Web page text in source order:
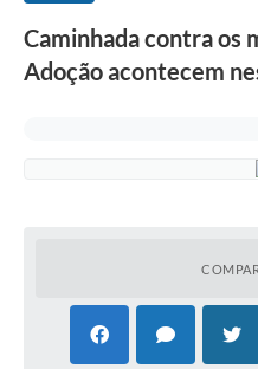
Turismo
A Prefeitura
Caminhada contra os
Adoção acontecem